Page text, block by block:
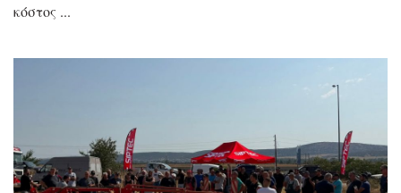
κόστος